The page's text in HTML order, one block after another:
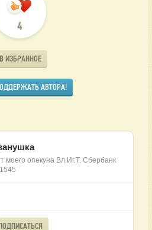
4
В ИЗБРАННОЕ
АВТОРА!
моего опекуна Вл.Иг.Т. Сбербанк
ПОДПИСАТЬСЯ